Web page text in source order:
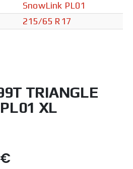
SnowLink PL01
215/65 R17
TRIANGLE
XL